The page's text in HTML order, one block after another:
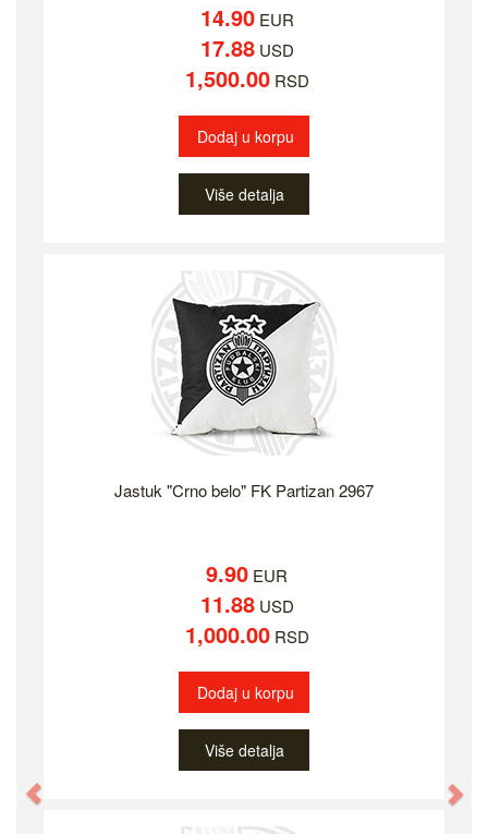
14.90EUR
17.88USD
1,500.00RSD
Dodaj u korpu
Više detalja
Jastuk "Crno belo" FK Partizan 2967
9.90 EUR
11.88USD
1,000.00RSD
Dodaj u korpu
Više detalja